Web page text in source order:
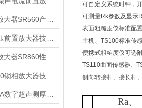
可自定义系统时钟，
可测量Rk参数及显示
表面粗糙度仪标准配
主机、TS100标准传
便携式粗糙度仪可选
TS110曲面传感器、
侧向转接杆、接长杆
Ra、